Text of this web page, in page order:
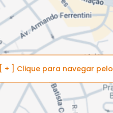
[ + ] Clique para navegar